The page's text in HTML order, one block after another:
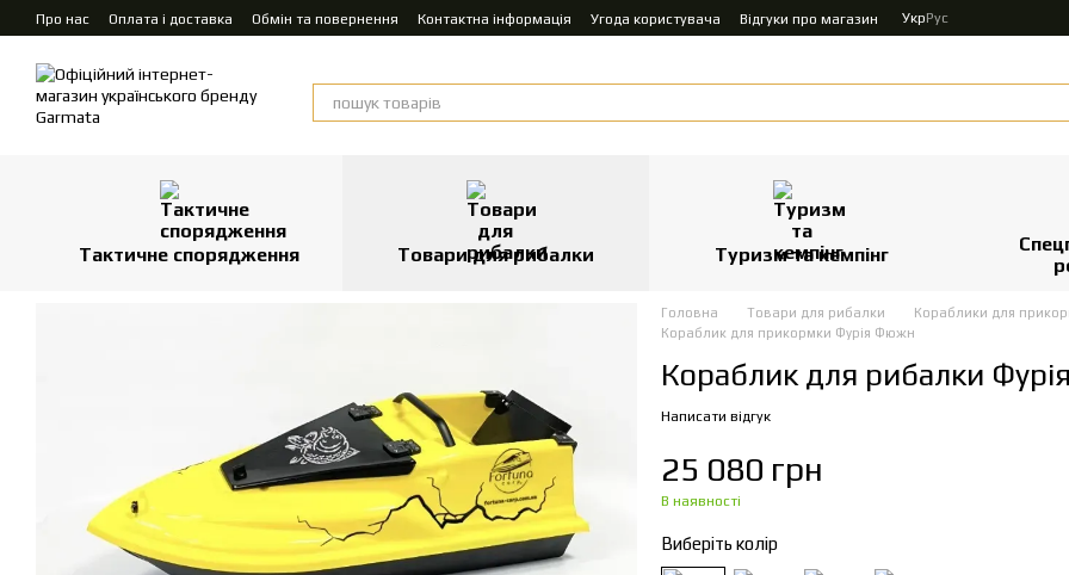
Перейти до основного контенту
Про нас Оплата і доставка Обмін та повернення Контактна інформація Угода користувача Відгуки про магазин УкрРус
Тактичне спорядження Товари для рибалки Туризм та кемпінг
Головна Товари для рибалки
Кораблики для
Кораблик для прикормки Фурія Фюжн
Кораблик для рибалки
Написати відгук
25 080 грн
В наявності
Виберіть колір